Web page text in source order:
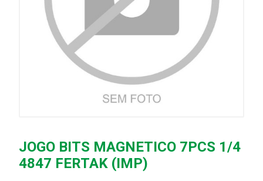
JOGO BITS MAGNETICO 7PCS 1/4
4847 FERTAK (IMP)